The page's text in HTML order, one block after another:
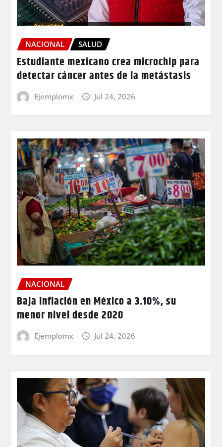
NACIONAL SALUD
Estudiante mexicano crea microchip para
detectar cáncer antes de la metástasis
Ejemplomx Jul 24, 2026
NACIONAL
Baja inflación en México a 3.10%, su
menor nivel desde 2020
Ejemplomx Jul 24, 2026